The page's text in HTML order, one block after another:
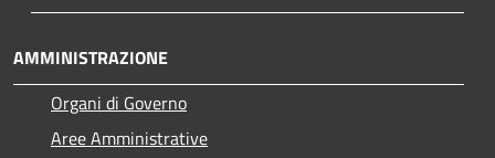
AMMINISTRAZIONE
Organi di Governo
Aree Amministrative